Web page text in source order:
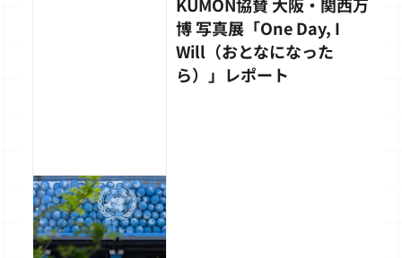
博 写真展「One Day, I
Will（おとなになった
ら）」レポート